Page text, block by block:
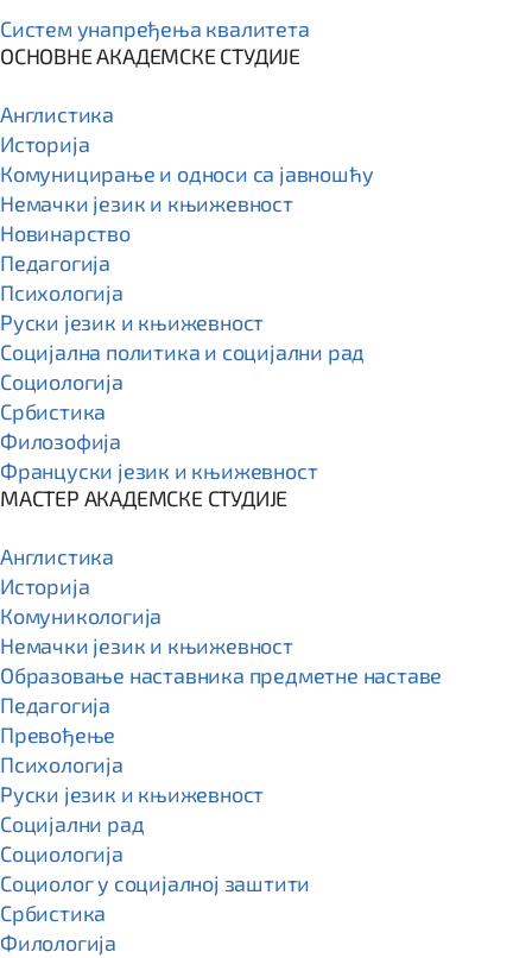
Систем унапређења квалитета
ОСНОВНЕ АКАДЕМСКЕ СТУДИЈЕ
Англистика
Историја
Комуницирање и односи са јавношћу
Немачки језик и књижевност
Новинарство
Педагогија
Психологија
Руски језик и књижевност
Социјална политика и социјални рад
Социологија
Србистика
Филозофија
Француски језик и књижевност
МАСТЕР АКАДЕМСКЕ СТУДИЈЕ
Англистика
Историја
Комуникологија
Немачки језик и књижевност
Образовање наставника предметне наставе
Педагогија
Превођење
Психологија
Руски језик и књижевност
Социјални рад
Социологија
Социолог у социјалној заштити
Србистика
Филологија